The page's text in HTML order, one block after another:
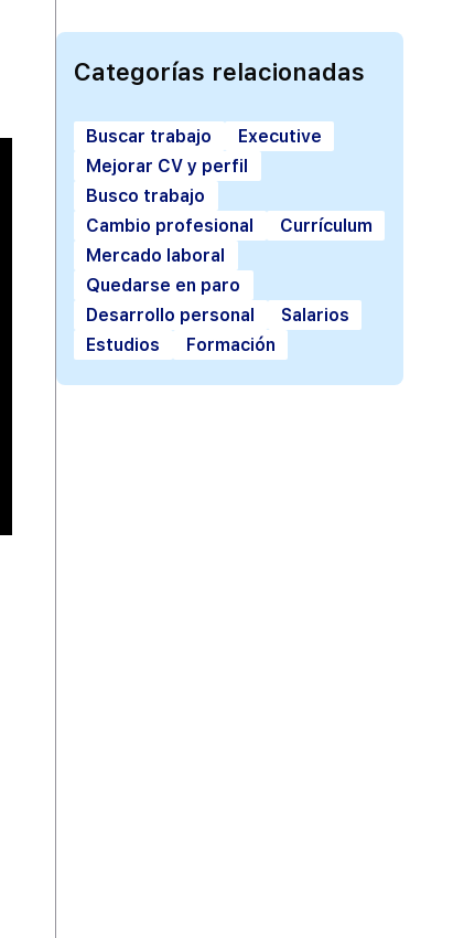
Categorías relacionadas
Buscar trabajo
Executive
Mejorar CV y perfil
Busco trabajo
Cambio profesional
Currículum
Mercado laboral
Quedarse en paro
Desarrollo personal
Salarios
Estudios
Formación